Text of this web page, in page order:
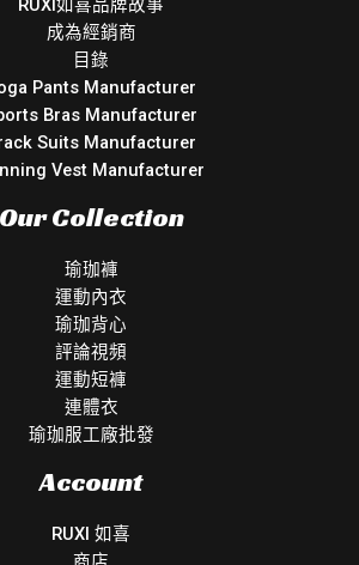
RUXI如喜品牌故事
成為經銷商
目錄
Pants Manufacturer
Bras Manufacturer
Suits Manufacturer
Vest Manufacturer
Our Collection
瑜珈褲
運動內衣
瑜珈背心
評論視頻
運動短褲
連體衣
瑜珈服工廠批發
Account
RUXI 如喜